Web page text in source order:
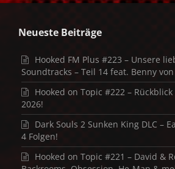
Neueste Beiträge
Hooked FM Plus #223 – Unsere
Soundtracks – Teil 14 feat. Benny
Hooked on Topic #222 –
2026!
Dark Souls 2 Sunken King DLC –
4 Folgen!
Hooked on Topic #221 – David &